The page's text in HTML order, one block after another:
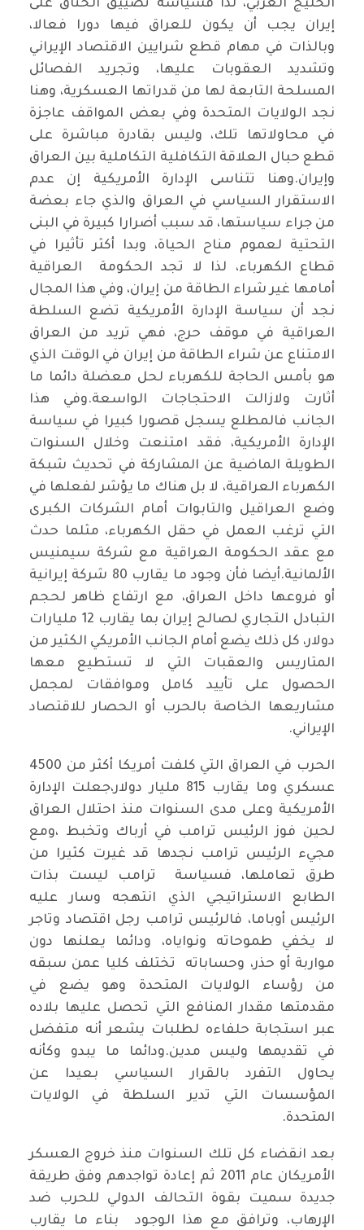
الخليج العربي، لذا فسياسة تضييق الخناق على
إيران يجب أن يكون للعراق فيها دورا فعالا،
وبالذات في مهام قطع شرايين الاقتصاد الإيراني
وتشديد العقوبات عليها، وتجريد الفصائل
المسلحة التابعة لها من قدراتها العسكرية، وهنا
نجد الولايات المتحدة وفي بعض المواقف عاجزة
في محاولاتها تلك، وليس بقادرة مباشرة على
قطع حبال العلاقة التكافلية التكاملية بين العراق
وإيران.وهنا تتناسى الإدارة الأمريكية إن عدم
الاستقرار السياسي في العراق والذي جاء بعضة
من جراء سياستها، قد سبب أضرارا كبيرة في البنى
التحتية لعموم مناح الحياة، وبدا أكثر تأثيرا في
قطاع الكهرباء، لذا لا تجد الحكومة العراقية
أمامها غير شراء الطاقة من إيران، وفي هذا المجال
نجد أن سياسة الإدارة الأمريكية تضع السلطة
العراقية في موقف حرج، فهي تريد من العراق
الامتناع عن شراء الطاقة من إيران في الوقت الذي
هو بأمس الحاجة للكهرباء لحل معضلة دائما ما
أثارت ولازالت الاحتجاجات الواسعة.وفي هذا
الجانب فالمطلع يسجل قصورا كبيرا في سياسة
الإدارة الأمريكية، فقد امتنعت وخلال السنوات
الطويلة الماضية عن المشاركة في تحديث شبكة
الكهرباء العراقية، لا بل هناك ما يؤشر لفعلها في
وضع العراقيل والتابوات أمام الشركات الكبرى
التي ترغب العمل في حقل الكهرباء، مثلما حدث
مع عقد الحكومة العراقية مع شركة سيمنيس
الألمانية.أيضا فأن وجود ما يقارب 80 شركة إيرانية
أو فروعها داخل العراق، مع ارتفاع ظاهر لحجم
التبادل التجاري لصالح إيران بما يقارب 12 مليارات
دولار، كل ذلك يضع أمام الجانب الأمريكي الكثير من
المتاريس والعقبات التي لا تستطيع معها
الحصول على تأييد كامل وموافقات لمجمل
مشاريعها الخاصة بالحرب أو الحصار للاقتصاد
الإيراني.
الحرب في العراق التي كلفت أمريكا أكثر من 4500
عسكري وما يقارب 815 مليار دولار،جعلت الإدارة
الأمريكية وعلى مدى السنوات منذ احتلال العراق
لحين فوز الرئيس ترامب في أرباك وتخبط ،ومع
مجيء الرئيس ترامب نجدها قد غيرت كثيرا من
طرق تعاملها، فسياسة ترامب ليست بذات
الطابع الاستراتيجي الذي انتهجه وسار عليه
الرئيس أوباما، فالرئيس ترامب رجل اقتصاد وتاجر
لا يخفي طموحاته ونواياه، ودائما يعلنها دون
مواربة أو حذر، وحساباته تختلف كليا عمن سبقه
من رؤساء الولايات المتحدة وهو يضع في
مقدمتها مقدار المنافع التي تحصل عليها بلاده
عبر استجابة حلفاءه لطلبات يشعر أنه متفضل
في تقديمها وليس مدين.ودائما ما يبدو وكأنه
يحاول التفرد بالقرار السياسي بعيدا عن
المؤسسات التي تدير السلطة في الولايات
المتحدة.
بعد انقضاء كل تلك السنوات منذ خروج العسكر
الأمريكان عام 2011 ثم إعادة تواجدهم وفق طريقة
جديدة سميت بقوة التحالف الدولي للحرب ضد
الإرهاب، وترافق مع هذا الوجود بناء ما يقارب